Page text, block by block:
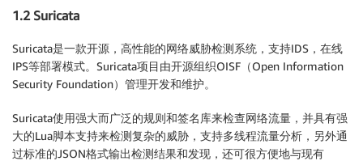
1.2 Suricata
Suricata是一款开源，高性能的网络威胁检测系统，支持IDS，在线
IPS等部署模式。Suricata项目由开源组织OISF（Open Information
Security Foundation）管理开发和维护。
Suricata使用强大而广泛的规则和签名库来检查网络流量，并具有强
大的Lua脚本支持来检测复杂的威胁，支持多线程流量分析，另外通
过标准的JSON格式输出检测结果和发现，还可很方便地与现有